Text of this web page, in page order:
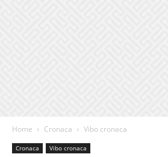
Home Cronaca Vibo cronaca
Cronaca Vibo cronaca